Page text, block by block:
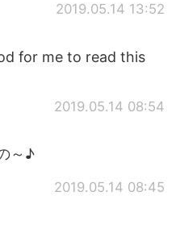
2019.05.14 13:52
for me to read this
2019.05.14 08:54
～♪
2019.05.14 08:45